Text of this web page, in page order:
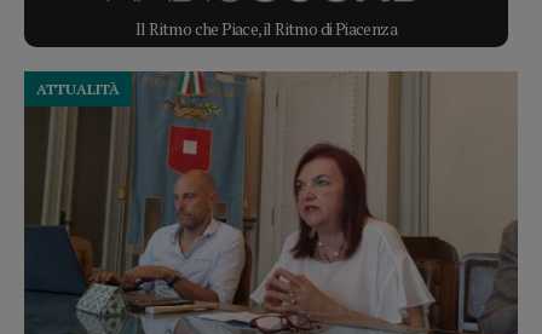
Il Ritmo che Piace, il Ritmo di Piacenza
ATTUALITÀ